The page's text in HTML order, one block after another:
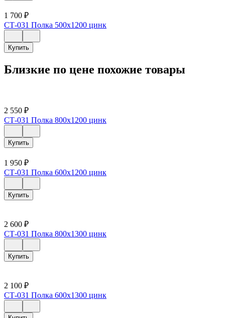
1 700 ₽
СТ-031 Полка 500х1200 цинк
Купить
Близкие по цене похожие товары
2 550 ₽
СТ-031 Полка 800х1200 цинк
Купить
1 950 ₽
СТ-031 Полка 600х1200 цинк
Купить
2 600 ₽
СТ-031 Полка 800х1300 цинк
Купить
2 100 ₽
СТ-031 Полка 600х1300 цинк